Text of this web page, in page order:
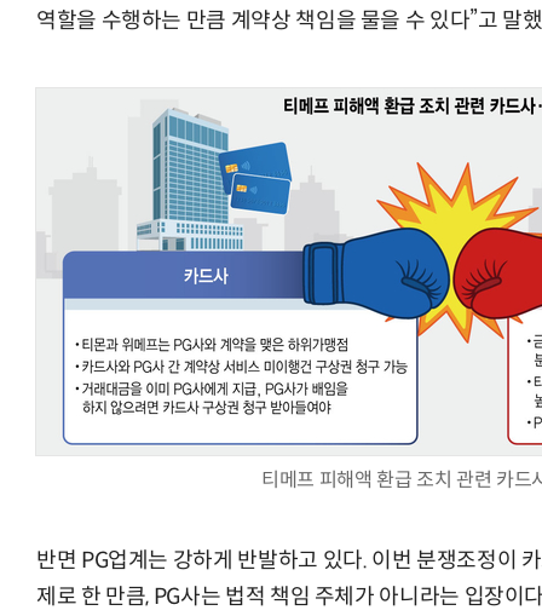
역할을 수행하는 만큼 계약상 책임을 물을 수 있다”고 말
티메프 피해액 환급 조치 관련 카드
반면 PG업계는 강하게 반발하고 있다. 이번 분쟁조정이
제로 한 만큼, PG사는 법적 책임 주체가 아니라는 입장이